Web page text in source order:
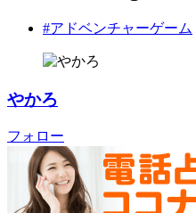
#アドベンチャーゲーム
やかろ
フォロー